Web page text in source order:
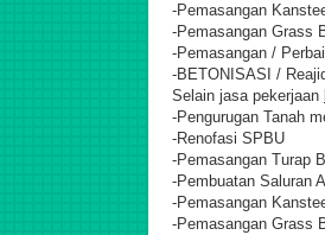
-Pemasangan
-Pemasangan Grass
-Pemasangan /
-BETONISASI /
Selain jasa pekerjaan
-Pengurugan Tanah
-Renofasi SPBU
-Pemasangan Turap
-Pembuatan Saluran
-Pemasangan
-Pemasangan Grass